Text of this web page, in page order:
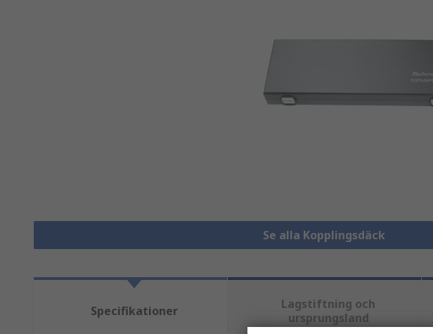
Se alla Kopplingsdäck
Specifikationer
Lagstiftning och
ursprungsland